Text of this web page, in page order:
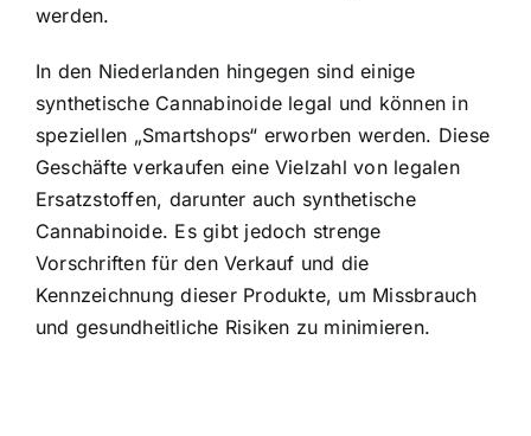
werden.
In den Niederlanden hingegen sind einige
synthetische Cannabinoide legal und können in
speziellen „Smartshops“ erworben werden. Diese
Geschäfte verkaufen eine Vielzahl von legalen
Ersatzstoffen, darunter auch synthetische
Cannabinoide. Es gibt jedoch strenge
Vorschriften für den Verkauf und die
Kennzeichnung dieser Produkte, um Missbrauch
und gesundheitliche Risiken zu minimieren.